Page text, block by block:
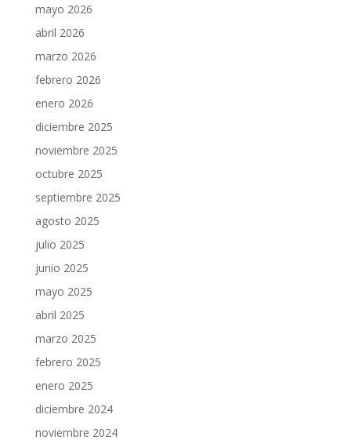
mayo 2026
abril 2026
marzo 2026
febrero 2026
enero 2026
diciembre 2025
noviembre 2025
octubre 2025
septiembre 2025
agosto 2025
julio 2025
junio 2025
mayo 2025
abril 2025
marzo 2025
febrero 2025
enero 2025
diciembre 2024
noviembre 2024